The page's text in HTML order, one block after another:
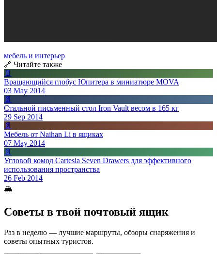
мебель и интерьер
🔗 Читайте также
📄
Вращающийся глобус Юпитера в миниатюре MOVA
03 May 2014
📄
Стальной письменный стол Iron Vault весом в 165 кг
29 Sep 2014
📄
Мебель от Naihan Li в ящиках
07 May 2014
📄
Угловой комод Cartesia Seven Drawers для эффективного
использования пространства
26 Feb 2014
🏔
Советы в твой почтовый ящик
Раз в неделю — лучшие маршруты, обзоры снаряжения и
советы опытных туристов.